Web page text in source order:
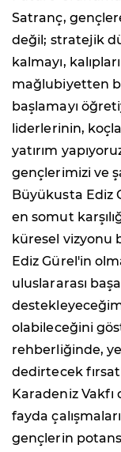
Satranç,
değil; stratejik
kalmayı,
mağlubiyetten
başlamayı
liderlerinin,
yatırım
gençlerimizi ve
Büyükusta Ediz
en somut
küresel vizyonu
Ediz Gürel'in
uluslararası
olabileceğini
rehberliğinde,
dedirtecek
Karadeniz
fayda
gençlerin